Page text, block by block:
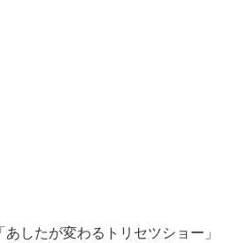
したが変わるトリセツショー」